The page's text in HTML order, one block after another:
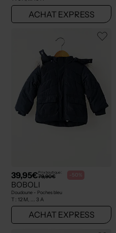
ACHAT EXPRESS
39,95€Prix boutique :
79,90€ -50%
BOBOLI
Doudoune - Poches bleu
T : 12 M, ... 3 A
ACHAT EXPRESS